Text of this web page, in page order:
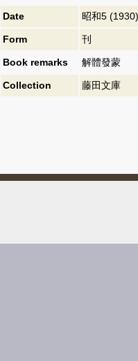
Date 昭和5 (1930)
Form 刊
Book remarks 解體發蒙
Collection 藤田文庫